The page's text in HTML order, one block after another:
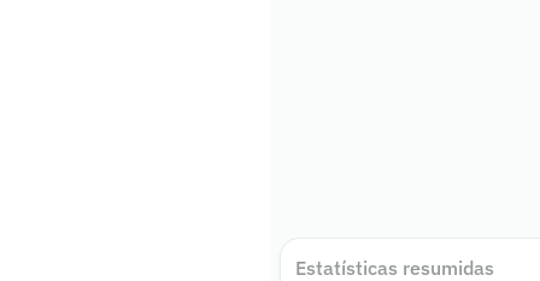
Estatísticas resumidas